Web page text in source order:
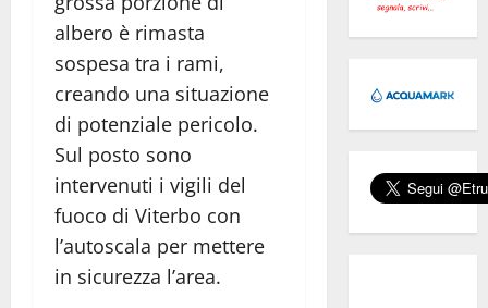
albero è rimasta
sospesa tra i rami,
creando una situazione
di potenziale pericolo.
Sul posto sono
intervenuti i vigili del
fuoco di Viterbo con
l’autoscala per mettere
in sicurezza l’area.